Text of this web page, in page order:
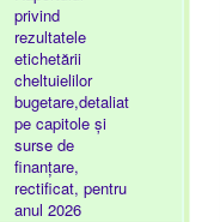
privind
rezultatele
etichetării
cheltuielilor
bugetare,detaliat
pe capitole și
surse de
finanțare,
rectificat, pentru
anul 2026